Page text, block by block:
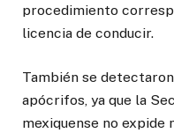
procedimiento
licencia de conducir.
También se
apócrifos, ya que la
mexiquense no expide